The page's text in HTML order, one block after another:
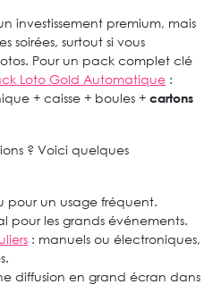
investissement premium, mais
soirées, surtout si vous
Pour un pack complet clé
Loto Gold Automatique :
+ caisse + boules + cartons
? Voici quelques
pour un usage fréquent.
pour les grands événements.
: manuels ou électroniques,
diffusion en grand écran dans